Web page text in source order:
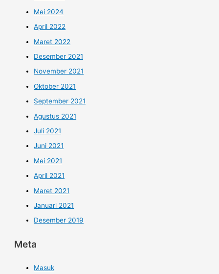
Mei 2024
April 2022
Maret 2022
Desember 2021
November 2021
Oktober 2021
September 2021
Agustus 2021
Juli 2021
Juni 2021
Mei 2021
April 2021
Maret 2021
Januari 2021
Desember 2019
Meta
Masuk